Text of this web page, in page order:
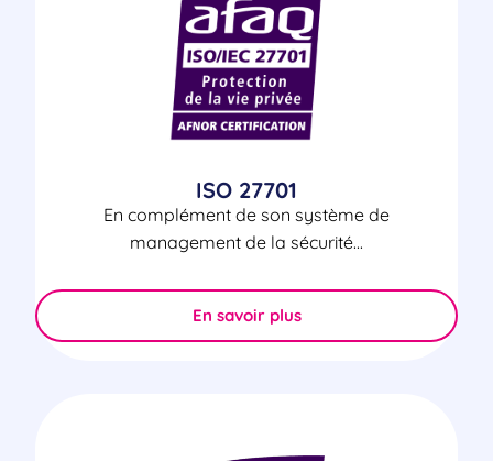
ISO 27701
En complément de son système de
management de la sécurité...
En savoir plus